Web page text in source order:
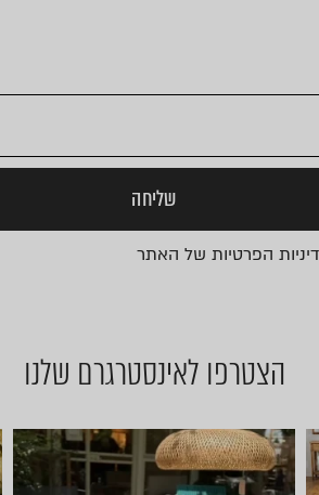
הפרטיות של האתר
שליחה
הצטרפו לאינסטרגרם שלנו
ב חדש ⭐ קונטיינרים של ריהוט ל